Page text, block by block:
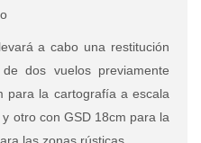
a cabo una restitución
dos vuelos previamente
para la cartografía a escala
otro con GSD 18cm para la